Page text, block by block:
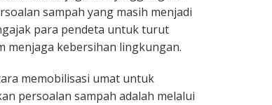
sampah yang masih menjadi
para pendeta untuk turut
menjaga kebersihan lingkungan.
memobilisasi umat untuk
persoalan sampah adalah melalui